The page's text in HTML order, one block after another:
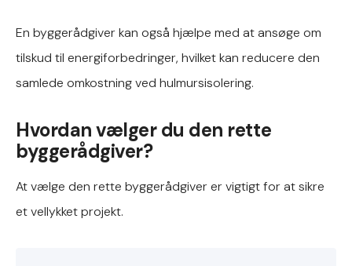
En byggerådgiver kan også hjælpe med at ansøge om
tilskud til energiforbedringer, hvilket kan reducere den
samlede omkostning ved hulmursisolering.
Hvordan vælger du den rette
byggerådgiver?
At vælge den rette byggerådgiver er vigtigt for at sikre
et vellykket projekt.